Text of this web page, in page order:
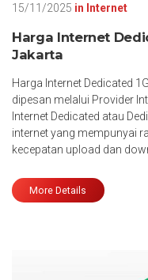
15/11/2025 in Internet
Harga Internet
Jakarta
Harga Internet Dedicated
dipesan melalui Provider
Internet Dedicated atau
internet yang mempunyai
kecepatan upload dan
More Details